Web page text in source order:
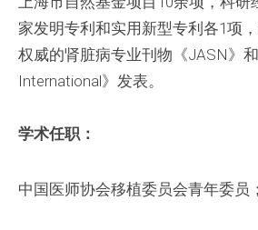
家发明专利和实用新型专利各1项
权威的肾脏病专业刊物《JASN》
International》发表。
学术任职：
中国医师协会移植委员会青年委员；